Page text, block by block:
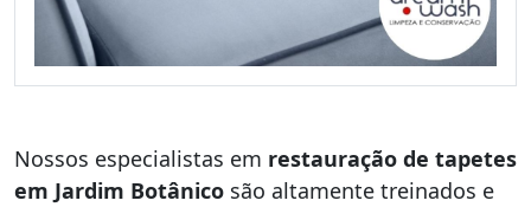
Nossos especialistas em restauração de tapetes
em Jardim Botânico são altamente treinados e